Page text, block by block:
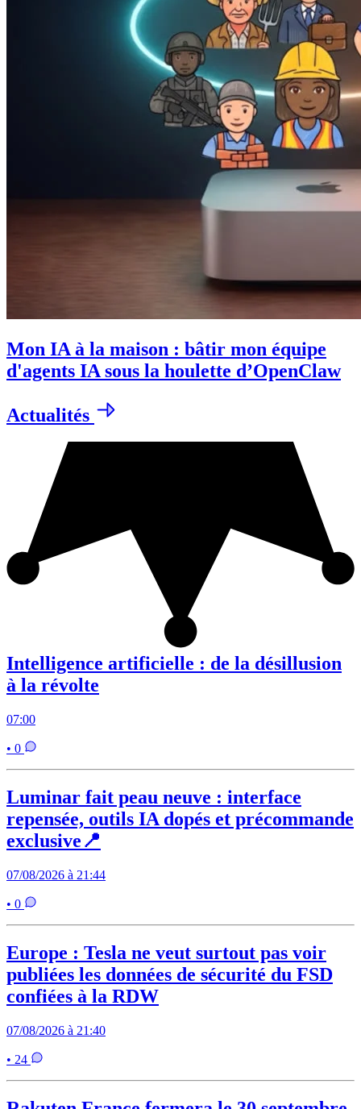
Mon IA à la maison : bâtir mon équipe
d'agents IA sous la houlette d’OpenClaw
Actualités
Intelligence artificielle : de la désillusion
à la révolte
07:00
• 0
Luminar fait peau neuve : interface
repensée, outils IA dopés et précommande
exclusive📍
07/08/2026 à 21:44
• 0
Europe : Tesla ne veut surtout pas voir
publiées les données de sécurité du FSD
confiées à la RDW
07/08/2026 à 21:40
• 24